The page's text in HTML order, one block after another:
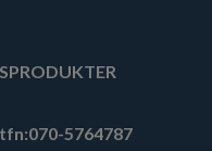
5764787